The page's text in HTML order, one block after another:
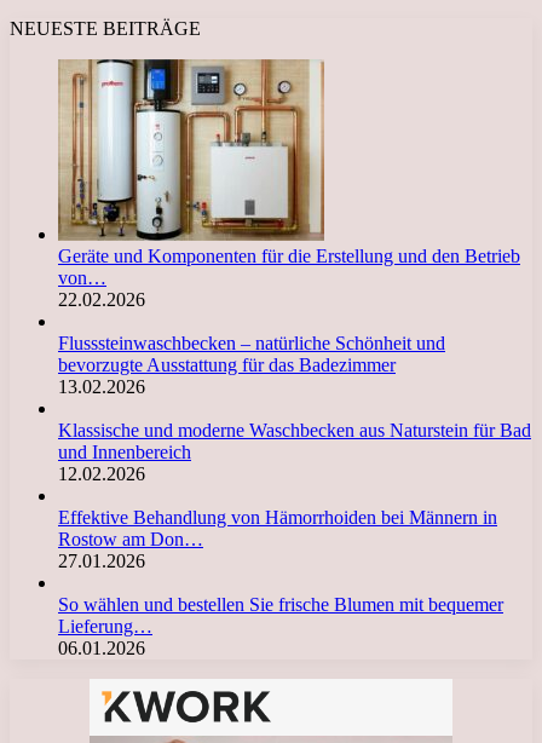
NEUESTE BEITRÄGE
Geräte und Komponenten für die Erstellung und den Betrieb
von…
22.02.2026
Flusssteinwaschbecken – natürliche Schönheit und
bevorzugte Ausstattung für das Badezimmer
13.02.2026
Klassische und moderne Waschbecken aus Naturstein für Bad
und Innenbereich
12.02.2026
Effektive Behandlung von Hämorrhoiden bei Männern in
Rostow am Don…
27.01.2026
So wählen und bestellen Sie frische Blumen mit bequemer
Lieferung…
06.01.2026